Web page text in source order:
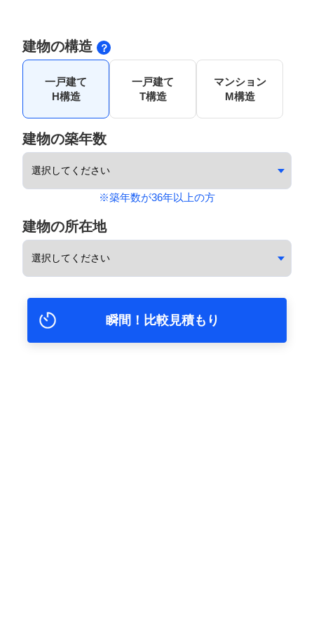
建物の構造
一戸建て
H構造
一戸建て
T構造
マンション
M構造
建物の築年数
※築年数が36年以上の方
建物の所在地
瞬間！比較見積もり